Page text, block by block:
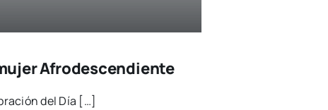
Afrodescendiente
del Día […]